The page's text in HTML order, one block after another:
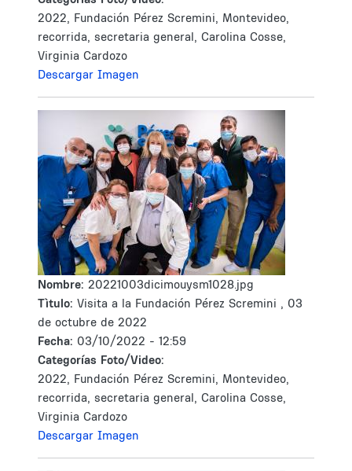
2022, Fundación Pérez Scremini, Montevideo,
recorrida, secretaria general, Carolina Cosse,
Virginia Cardozo
Descargar Imagen
Nombre: 20221003dicimouysm1028.jpg
Tìtulo: Visita a la Fundación Pérez Scremini , 03
de octubre de 2022
Fecha: 03/10/2022 - 12:59
Categorías Foto/Video:
2022, Fundación Pérez Scremini, Montevideo,
recorrida, secretaria general, Carolina Cosse,
Virginia Cardozo
Descargar Imagen